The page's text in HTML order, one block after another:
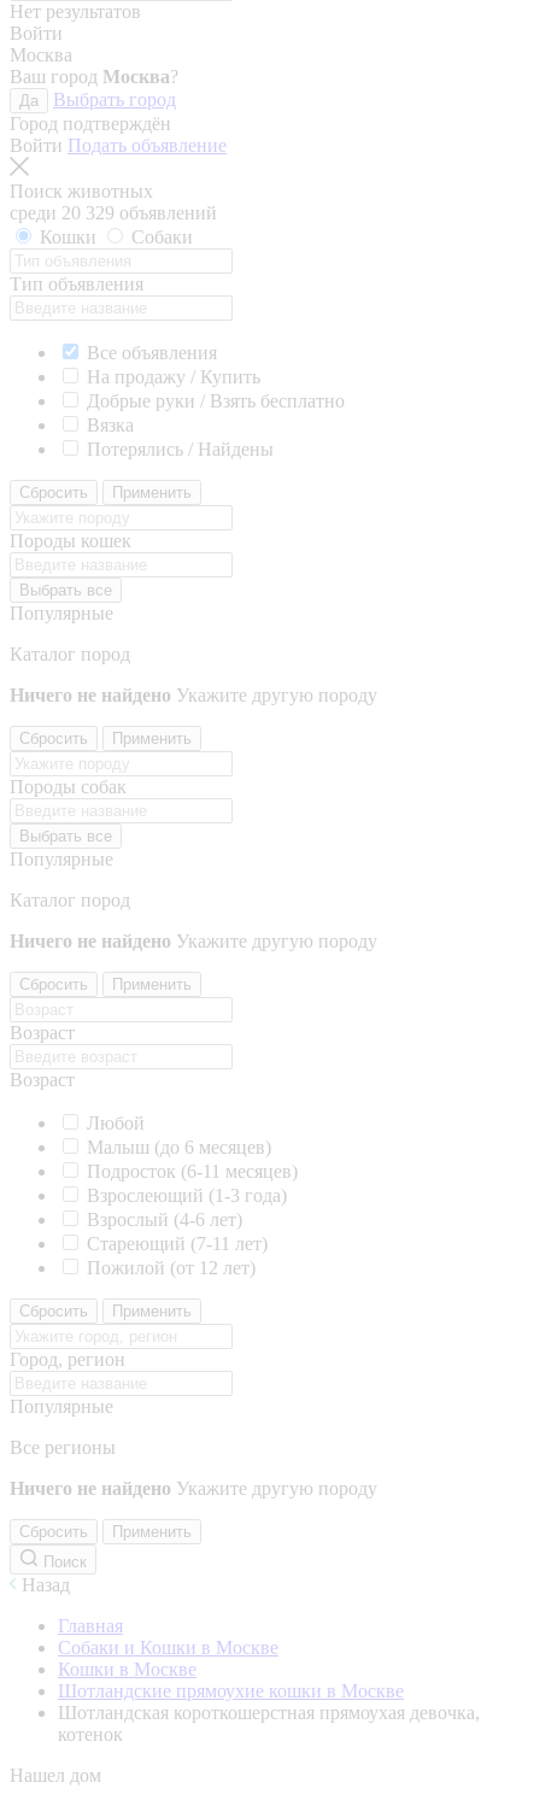
Нет результатов
Войти
Москва
Ваш город Москва?
Да
Выбрать город
Город подтверждён
Войти Подать объявление
Поиск животных
среди 20 329 объявлений
Кошки
Собаки
Тип объявления
Все объявления
На продажу / Купить
Добрые руки / Взять бесплатно
Вязка
Потерялись / Найдены
Сбросить Применить
Породы кошек
Выбрать все
Популярные
Каталог пород
Ничего не найдено Укажите другую породу
Сбросить Применить
Породы собак
Выбрать все
Популярные
Каталог пород
Ничего не найдено Укажите другую породу
Сбросить Применить
Возраст
Возраст
Любой
Малыш (до 6 месяцев)
Подросток (6-11 месяцев)
Взрослеющий (1-3 года)
Взрослый (4-6 лет)
Стареющий (7-11 лет)
Пожилой (от 12 лет)
Сбросить Применить
Город, регион
Популярные
Все регионы
Ничего не найдено Укажите другую породу
Сбросить
Применить
Поиск
Назад
Главная
Собаки и Кошки в Москве
Кошки в Москве
Шотландские прямоухие кошки в Москве
Шотландская короткошерстная прямоухая девочка,
котенок
Нашел дом